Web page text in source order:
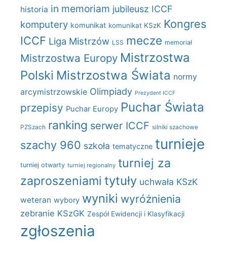
historia in memoriam jubileusz ICCF
komputery komunikat komunikat KSzK Kongres
ICCF Liga Mistrzów LSS mecze memoriał
Mistrzostwa Europy Mistrzostwa
Polski Mistrzostwa Świata normy
arcymistrzowskie Olimpiady Prezydent ICCF
przepisy Puchar Europy Puchar Świata
PZSzach ranking serwer ICCF silniki szachowe
szachy 960 szkoła tematyczne turnieje
turniej otwarty turniej regionalny turniej za
zaproszeniami tytuły uchwała KSzK
weteran wybory wyniki wyróżnienia
zebranie KSzGK Zespół Ewidencji i Klasyfikacji
zgłoszenia